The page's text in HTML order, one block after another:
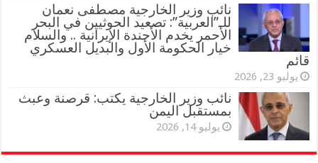
نائب وزير الخارجية مصطفى نعمان
للـ”العربية”: تصعيد الحوثيين في البحر
الأحمر يخدم الأجندة الإيرانية .. والسلام
خيار الحكومة الأول والبديل العسكري
قائم
يوليو 23, 2026
نائب وزير الخارجية يكتب: قرصنة وعبث
بمستقبل اليمن
يوليو 14, 2026